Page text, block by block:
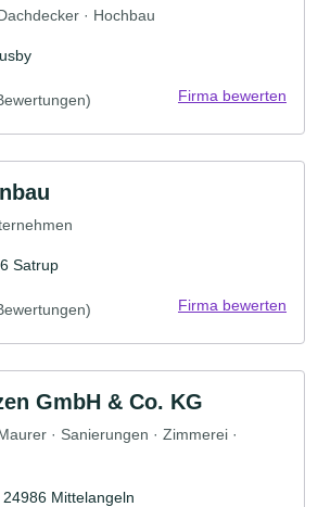
· Hochbau
Firma bewerten
Satrup
Firma bewerten
GmbH & Co. KG
· Sanierungen · Zimmerei ·
Mittelangeln